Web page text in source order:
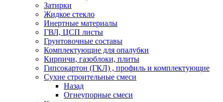
Затирки
Жидкое стекло
Инертные материалы
ГВЛ, ЦСП листы
Грунтовочные составы
Комплектующие для опалубки
Кирпичи, газоблоки, плиты
Гипсокартон (ГКЛ) , профиль и комплектующие
Сухие строительные смеси
Назад
Огнеупорные смеси